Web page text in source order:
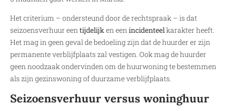
Het criterium – ondersteund door de rechtspraak – is dat
seizoensverhuur eentijdelijken eenincidenteelkarakter heeft.
Het mag in geen geval de bedoeling zijn dat de huurder er zijn
permanente verblijfplaats zal vestigen. Ook mag de huurder
geen noodzaak ondervinden om de huurwoning te bestemmen
als zijn gezinswoning of duurzame verblijfplaats.
Seizoensverhuur versus woninghuur